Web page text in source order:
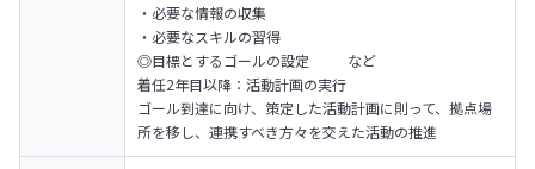
・必要な情報の収集
・必要なスキルの習得
◎目標とするゴールの設定        など
着任2年目以降：活動計画の実行
ゴール到達に向け、策定した活動計画に則って、拠点場
所を移し、連携すべき方々を交えた活動の推進